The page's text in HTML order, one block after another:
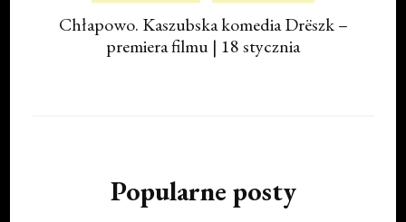
Chłapowo. Kaszubska komedia Drëszk –
premiera filmu | 18 stycznia
Popularne posty